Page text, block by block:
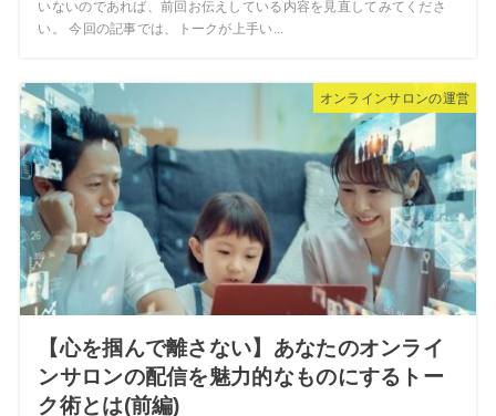
いないのであれば、前回お伝えしている内容を見直してみてくださ
い。 今回の記事では、トークが上手い...
オンラインサロンの運営
【心を掴んで離さない】あなたのオンライ
ンサロンの配信を魅力的なものにするトー
ク術とは(前編)